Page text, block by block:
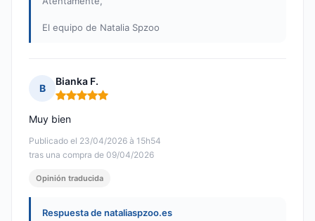
El equipo de Natalia Spzoo
B
Bianka F.
Nota: 5 de 5
Publicado el 23/04/2026 à 15h54
tras una compra de 09/04/2026
Muy bien
Opinión traducida
Respuesta de nataliaspzoo.es